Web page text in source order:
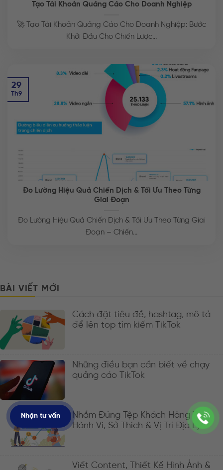
Tạo Tài Khoản Quảng Cáo Cho Doanh Nghiệp
🚀 Tạo Tài Khoản Quảng Cáo Cho Doanh Nghiệp: Bước
Khởi Đầu Cho Chiến Lược...
Đo Lường Hiệu Quả Chiến Dịch & Tối Ưu Theo Từng
Giai Đoạn
Đo Lường Hiệu Quả Chiến Dịch & Tối Ưu Theo Từng Giai
Đoạn – Chiến...
29
Th9
BÀI VIẾT MỚI
Cách đặt tiêu đề, hashtag, mô tả
để lên top tìm kiếm TikTok
Những điều bạn cần biết về chạy
quảng cáo TikTok
Nhắm Đúng Tệp Khách Hàng Theo
Hành Vi, Sở Thích & Vị Trí Địa Lý
Viết Content, Thiết Kế Hình Ảnh &
Nhận tư vấn